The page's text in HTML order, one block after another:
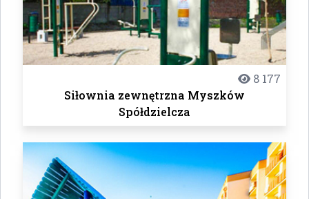
8 177
Siłownia zewnętrzna Myszków
Spółdzielcza